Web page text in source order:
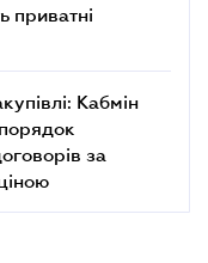
приватні
Кабмін
за